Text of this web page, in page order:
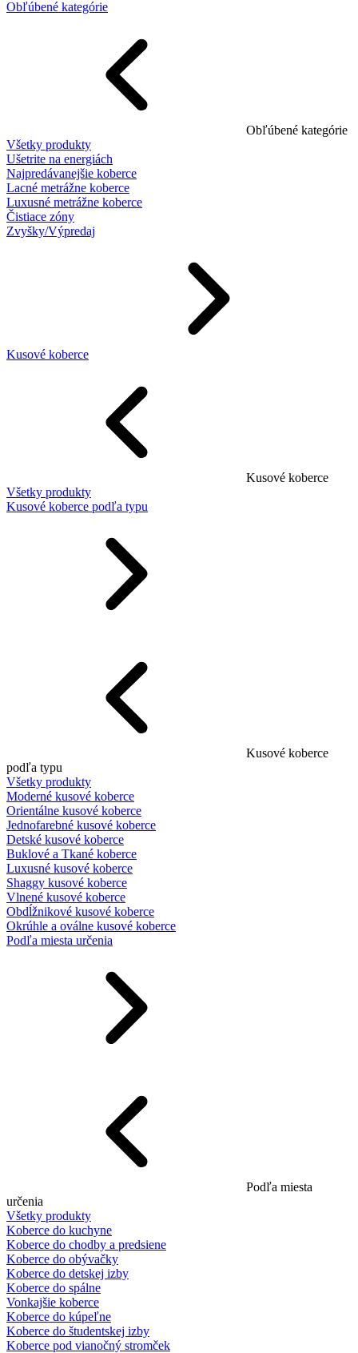
Obľúbené kategórie
Obľúbené kategórie
Všetky produkty
Ušetrite na energiách
Najpredávanejšie koberce
Lacné metrážne koberce
Luxusné metrážne koberce
Čistiace zóny
Zvyšky/Výpredaj
Kusové koberce
Kusové koberce
Všetky produkty
Kusové koberce podľa typu
Kusové koberce
podľa typu
Všetky produkty
Moderné kusové koberce
Orientálne kusové koberce
Jednofarebné kusové koberce
Detské kusové koberce
Buklové a Tkané koberce
Luxusné kusové koberce
Shaggy kusové koberce
Vlnené kusové koberce
Obdĺžnikové kusové koberce
Okrúhle a oválne kusové koberce
Podľa miesta určenia
Podľa miesta
určenia
Všetky produkty
Koberce do kuchyne
Koberce do chodby a predsiene
Koberce do obývačky
Koberce do detskej izby
Koberce do spálne
Vonkajšie koberce
Koberce do kúpeľne
Koberce do študentskej izby
Koberce pod vianočný stromček